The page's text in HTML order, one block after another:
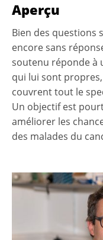
Aperçu
Bien des questions
encore sans
soutenu réponde à
qui lui sont
couvrent tout le
Un objectif est
améliorer les
des malades du